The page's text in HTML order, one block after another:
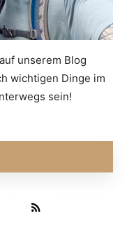
unserem Blog
wichtigen Dinge im
sein!